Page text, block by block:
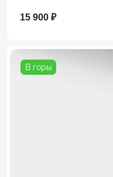
15 900 ₽
В горы